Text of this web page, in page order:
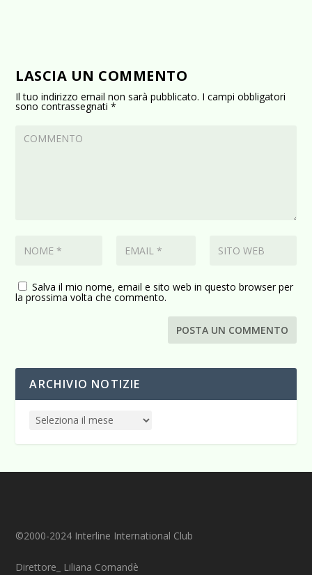
LASCIA UN COMMENTO
Il tuo indirizzo email non sarà pubblicato. I campi obbligatori
sono contrassegnati*
Salva il mio nome, email e sito web in questo browser per
la prossima volta che commento.
ARCHIVIO NOTIZIE
©2000-2024 Interline International Club
Direttore_ Liliana Comandè